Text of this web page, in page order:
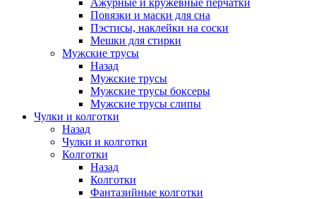
Ажурные и кружевные перчатки
Повязки и маски для сна
Пэстисы, наклейки на соски
Мешки для стирки
Мужские трусы
Назад
Мужские трусы
Мужские трусы боксеры
Мужские трусы слипы
Чулки и колготки
Назад
Чулки и колготки
Колготки
Назад
Колготки
Фантазийные колготки